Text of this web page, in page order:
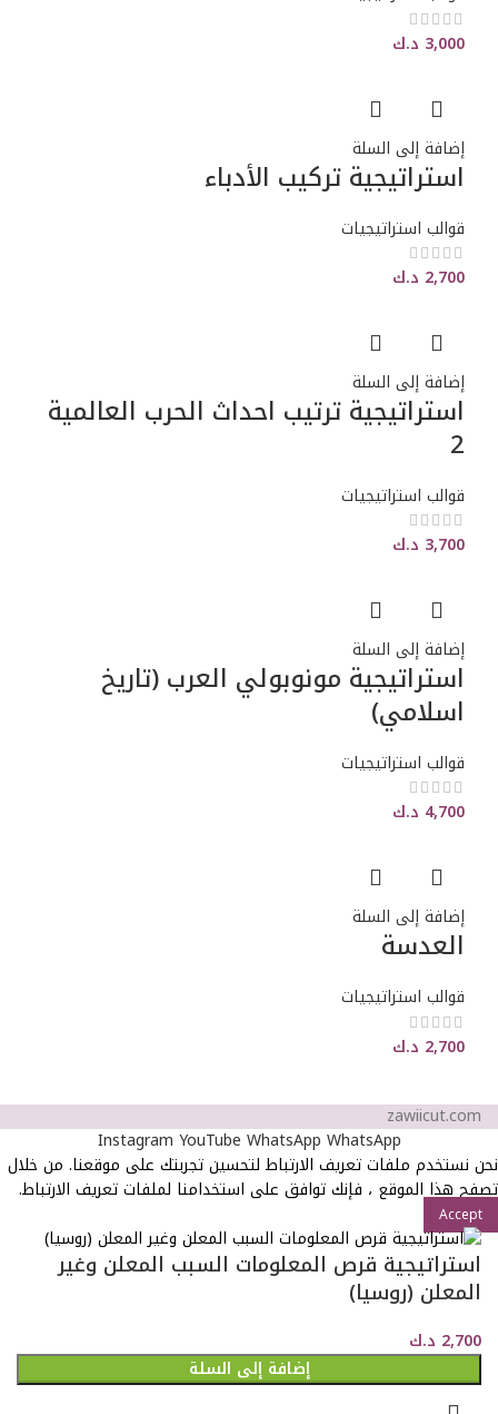
3,000 د.ك
إضافة إلى السلة
استراتيجية تركيب الأدباء
قوالب استراتيجيات
2,700 د.ك
إضافة إلى السلة
استراتيجية ترتيب احداث الحرب العالمية
2
قوالب استراتيجيات
3,700 د.ك
إضافة إلى السلة
استراتيجية مونوبولي العرب (تاريخ
اسلامي)
قوالب استراتيجيات
4,700 د.ك
إضافة إلى السلة
العدسة
قوالب استراتيجيات
2,700 د.ك
zawiicut.com
Instagram YouTube WhatsApp WhatsApp
نحن نستخدم ملفات تعريف الارتباط لتحسين تجربتك على موقعنا. من خلال
تصفح هذا الموقع ، فإنك توافق على استخدامنا لملفات تعريف الارتباط.
Accept
استراتيجية قرص المعلومات السبب المعلن وغير
المعلن (روسيا)
2,700 د.ك
إضافة إلى السلة